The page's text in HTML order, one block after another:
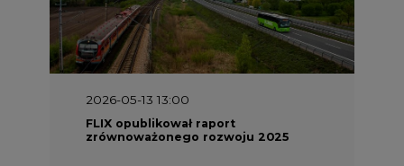
2026-05-13 13:00
FLIX opublikował raport
zrównoważonego rozwoju 2025